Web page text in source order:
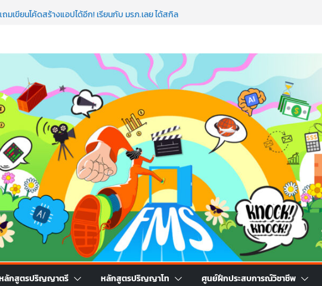
AI ถือว่าพลาดมาก!
มุดโรดแมป AI อัปสกิลธุรกิจให้พุ่งทะยาน
ดโลก ด้วยเทคโนโลยี AI!
ลักสูตรปริญญาตรี หลักสูตรปริญญาโท ศูนย์ฝึกประสบการณ์วิชาชีพ